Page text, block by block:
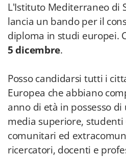
L'Istituto Mediterraneo di
lancia un bando per il
diploma in studi europei.
5 dicembre.
Posso candidarsi tutti i
Europea che abbiano
anno di età in possesso
media superiore,
comunitari ed
ricercatori, docenti e